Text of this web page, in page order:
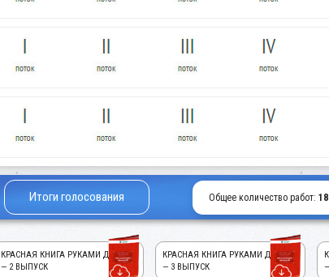
Итоги голосования Общее количество работ:
КРАСНАЯ КНИГА РУКАМИ ДЕТЕЙ!
— 2 ВЫПУСК
КРАСНАЯ КНИГА РУКАМИ ДЕТЕЙ!
— 3 ВЫПУСК